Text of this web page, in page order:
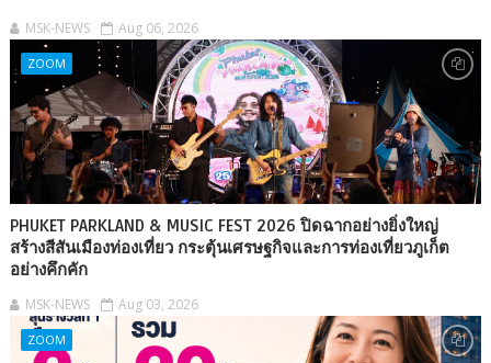
MSK-NEWS Aug 06, 2026
ZOOM
PHUKET PARKLAND & MUSIC FEST 2026 ปิดฉากอย่างยิ่งใหญ่
สร้างสีสันเมืองท่องเที่ยว กระตุ้นเศรษฐกิจและการท่องเที่ยวภูเก็ต
อย่างคึกคัก
MSK-NEWS Aug 03, 2026
ZOOM